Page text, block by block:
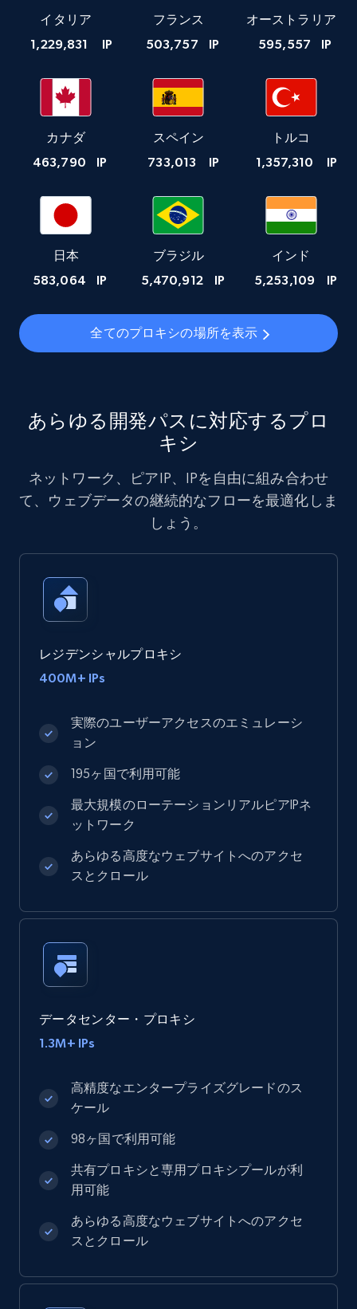
イタリア
1,229,831 IP
フランス
503,757 IP
オーストラリア
595,557 IP
カナダ
463,790 IP
スペイン
733,013 IP
トルコ
1,357,310 IP
日本
583,064 IP
ブラジル
5,470,912 IP
インド
5,253,109 IP
全てのプロキシの場所を表示
あらゆる開発パスに対応するプロ
キシ
ネットワーク、ピアIP、IPを自由に組み合わせ
て、ウェブデータの継続的なフローを最適化しま
しょう。
レジデンシャルプロキシ
400M+ IPs
実際のユーザーアクセスのエミュレーシ
ョン
195ヶ国で利用可能
最大規模のローテーションリアルピアIPネ
ットワーク
あらゆる高度なウェブサイトへのアクセ
スとクロール
データセンター・プロキシ
1.3M+ IPs
高精度なエンタープライズグレードのス
ケール
98ヶ国で利用可能
共有プロキシと専用プロキシプールが利
用可能
あらゆる高度なウェブサイトへのアクセ
スとクロール